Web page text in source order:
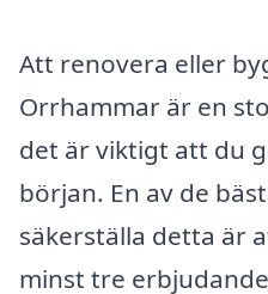
Att renovera eller
Orrhammar är en
det är viktigt att du
början. En av de
säkerställa detta är
minst tre